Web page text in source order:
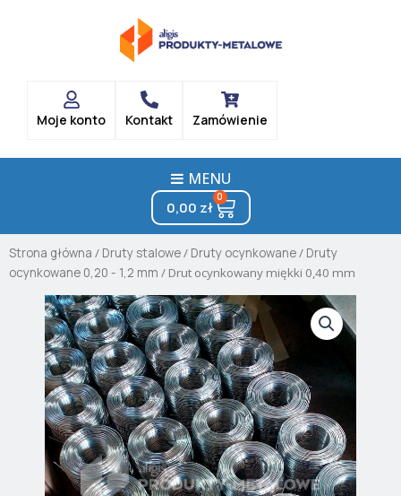
Moje konto Kontakt Zamówienie
MENU
0,00 zł
0
Cart
Strona główna / Druty stalowe/ Druty ocynkowane/ Druty
ocynkowane 0,20 - 1,2 mm / Drut ocynkowany miękki 0,40 mm